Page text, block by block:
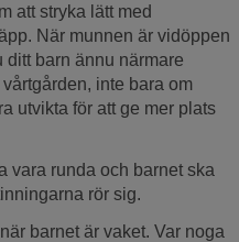
att stryka lätt med
När munnen är vidöppen
barn ännu närmare
inte bara om
utvikta för att ge mer plats
vara runda och barnet ska
rör sig.
barnet är vaket. Var noga